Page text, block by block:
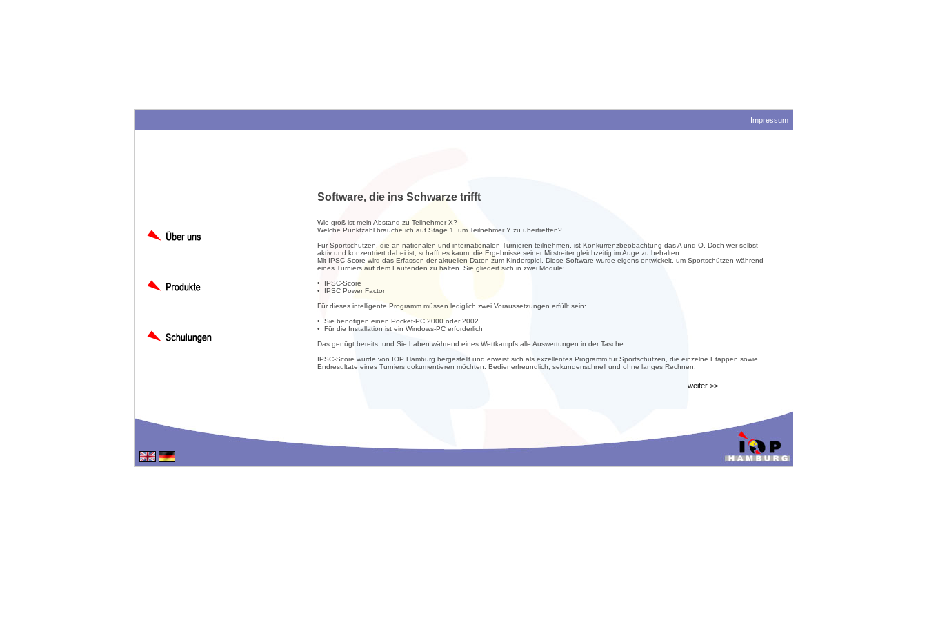
Impressum
Software, die ins Schwarze trifft
Wie groß ist mein Abstand zu Teilnehmer X?
Welche Punktzahl brauche ich auf Stage 1, um Teilnehmer Y zu übertreffen?
Für Sportschützen, die an nationalen und internationalen Turnieren teilnehmen, ist Konkurrenzbeobachtung das A und O. Doch wer selbst
aktiv und konzentriert dabei ist, schafft es kaum, die Ergebnisse seiner Mitstreiter gleichzeitig im Auge zu behalten.
Mit IPSC-Score wird das Erfassen der aktuellen Daten zum Kinderspiel. Diese Software wurde eigens entwickelt, um Sportschützen während
eines Turniers auf dem Laufenden zu halten. Sie gliedert sich in zwei Module:
• IPSC-Score
• IPSC Power Factor
Für dieses intelligente Programm müssen lediglich zwei Voraussetzungen erfüllt sein:
• Sie benötigen einen Pocket-PC 2000 oder 2002
• Für die Installation ist ein Windows-PC erforderlich
Das genügt bereits, und Sie haben während eines Wettkampfs alle Auswertungen in der Tasche.
IPSC-Score wurde von IOP Hamburg hergestellt und erweist sich als exzellentes Programm für Sportschützen, die einzelne Etappen sowie
Endresultate eines Turniers dokumentieren möchten. Bedienerfreundlich, sekundenschnell und ohne langes Rechnen.
weiter >>